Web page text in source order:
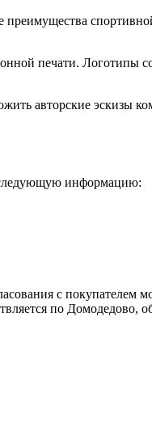
печати. Логотипы
авторские эскизы
следующую информацию:
с покупателем
по Домодедово,